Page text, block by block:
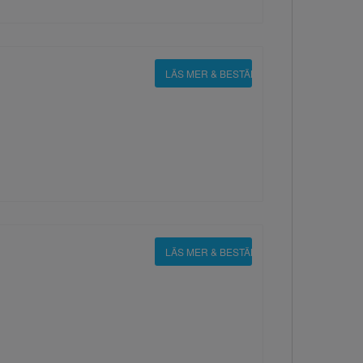
LÄS MER & BESTÄLL
LÄS MER & BESTÄLL